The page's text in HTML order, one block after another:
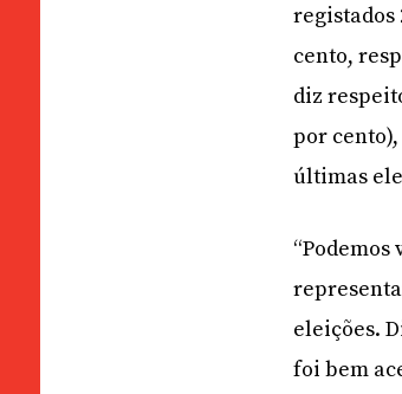
registados
cento,
diz
por
últimas
eleições.
foi bem